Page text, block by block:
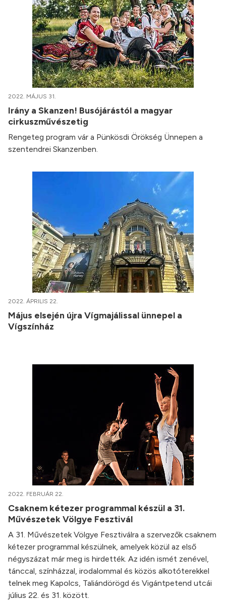
2022. MÁJUS 31.
Irány a Skanzen! Busójárástól a magyar
cirkuszművészetig
Rengeteg program vár a Pünkösdi Örökség Ünnepen a
szentendrei Skanzenben.
2022. ÁPRILIS 22.
Május elsején újra Vígmajálissal ünnepel a
Vígszínház
2022. FEBRUÁR 22.
Csaknem kétezer programmal készül a 31.
Művészetek Völgye Fesztivál
A 31. Művészetek Völgye Fesztiválra a szervezők csaknem
kétezer programmal készülnek, amelyek közül az első
négyszázat már meg is hirdették. Az idén ismét zenével,
tánccal, színházzal, irodalommal és közös alkotóterekkel
telnek meg Kapolcs, Taliándörögd és Vigántpetend utcái
július 22. és 31. között.